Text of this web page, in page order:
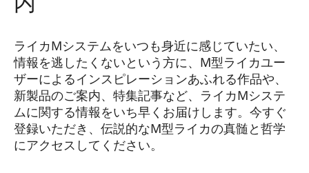
質量
約417 g/約450 g（レンズ
フード付き）
ライカMシステムをいつも身近に感じていたい、
情報を逃したくないという方に、M型ライカユー
ザーによるインスピレーションあふれる作品や、
新製品のご案内、特集記事など、ライカMシステ
ムに関する情報をいち早くお届けします。今すぐ
登録いただき、伝説的なM型ライカの真髄と哲学
にアクセスしてください。